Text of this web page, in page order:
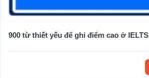
900 từ thiết yếu để ghi điểm cao ở IELTS